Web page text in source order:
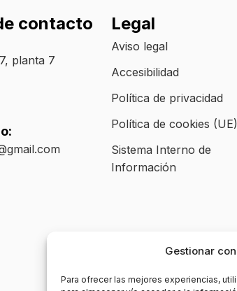
Gestionar
Para ofrecer las mejores experiencias,
contacto
planta 7
Legal
Aviso legal
Accesibilidad
Política de privacidad
Política de cookies (UE)
Sistema Interno de
Información